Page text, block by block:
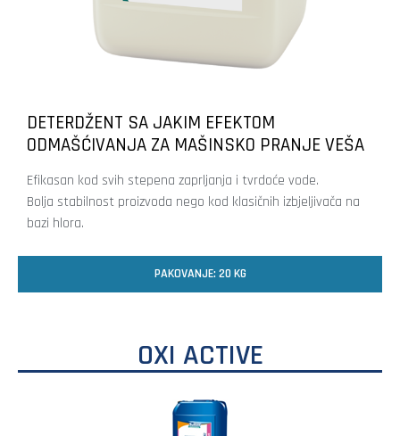
DETERDŽENT SA JAKIM EFEKTOM
ODMAŠĆIVANJA ZA MAŠINSKO PRANJE VEŠA
Efikasan kod svih stepena zaprljanja i tvrdoće vode.
Bolja stabilnost proizvoda nego kod klasičnih izbjeljivača na
bazi hlora.
PAKOVANJE: 20 KG
OXI ACTIVE